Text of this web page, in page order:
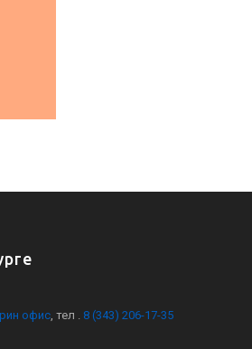
офис , тел . 8 (343) 206-17-35